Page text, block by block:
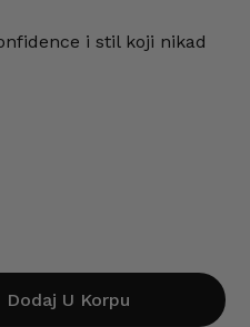
i stil koji nikad
Dodaj U Korpu